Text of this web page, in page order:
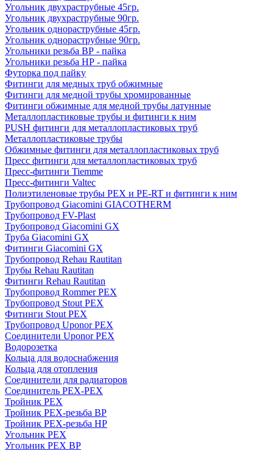
Угольник двухраструбные 45гр.
Угольник двухраструбные 90гр.
Угольник однораструбные 45гр.
Угольник однораструбные 90гр.
Угольники резьба ВР - пайка
Угольники резьба НР - пайка
Футорка под пайку
Фитинги для медных труб обжимные
Фитинги для медной трубы хромированные
Фитинги обжимные для медной трубы латунные
Металлопластиковые трубы и фитинги к ним
PUSH фитинги для металлопластиковых труб
Металлопластиковые трубы
Обжимные фитинги для металлопластиковых труб
Пресс фитинги для металлопластиковых труб
Пресс-фитинги Tiemme
Пресс-фитинги Valtec
Полиэтиленовые трубы PEX и PE-RT и фитинги к ним
Трубопровод Giacomini GIACOTHERM
Трубопровод FV-Plast
Трубопровод Giacomini GX
Труба Giacomini GX
Фитинги Giacomini GX
Трубопровод Rehau Rautitan
Трубы Rehau Rautitan
Фитинги Rehau Rautitan
Трубопровод Rommer PEX
Трубопровод Stout PEX
Фитинги Stout PEX
Трубопровод Uponor PEX
Соединители Uponor PEX
Водорозетка
Кольца для водоснабжения
Кольца для отопления
Соединители для радиаторов
Соединитель PEX-PEX
Тройник PEX
Тройник PEX-резьба ВР
Тройник PEX-резьба НР
Угольник PEX
Угольник PEX ВР